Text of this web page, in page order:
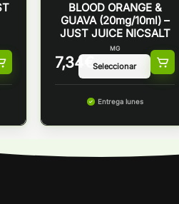
BLOOD ORANGE &
GUAVA (20mg/10ml) –
JUST JUICE NICSALT
7,34 €
MG
Entrega lunes